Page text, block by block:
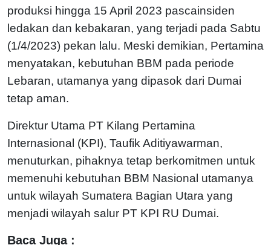
produksi hingga 15 April 2023 pascainsiden
ledakan dan kebakaran, yang terjadi pada Sabtu
(1/4/2023) pekan lalu. Meski demikian, Pertamina
menyatakan, kebutuhan BBM pada periode
Lebaran, utamanya yang dipasok dari Dumai
tetap aman.
Direktur Utama PT Kilang Pertamina
Internasional (KPI), Taufik Aditiyawarman,
menuturkan, pihaknya tetap berkomitmen untuk
memenuhi kebutuhan BBM Nasional utamanya
untuk wilayah Sumatera Bagian Utara yang
menjadi wilayah salur PT KPI RU Dumai.
Baca Juga :